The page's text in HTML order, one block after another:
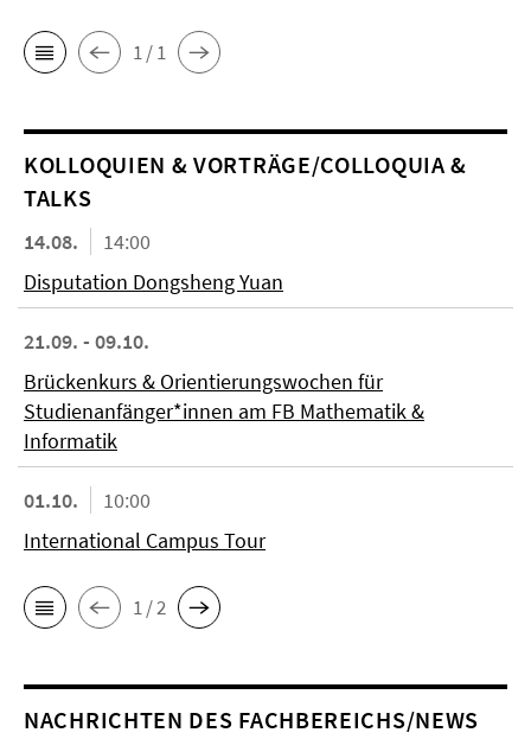
1 / 1
KOL­LO­QUIEN & VORTRÄGE/COLLOQUIA &
TALKS
14.08.
14:00
Disputation Dongsheng Yuan
21.09. - 09.10.
Brückenkurs & Orientierungswochen für
Studienanfänger*innen am FB Mathematik &
Informatik
01.10.
10:00
International Campus Tour
1 / 2
NACHRICHTEN DES FACHBEREICHS/NEWS